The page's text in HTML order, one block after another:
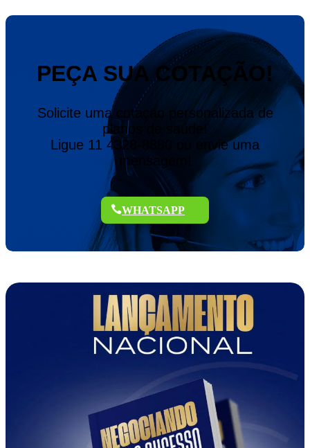
PEÇA SUA COTAÇÃO!
Solicite uma cotação personalizada de
planos de saúde!
Ligue 11 4328-8880 ou envie uma
mensagem!
WHATSAPP